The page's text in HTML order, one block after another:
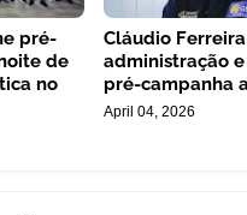
pré-
de
no
Cláudio
administração
pré-campanha
April 04, 2026